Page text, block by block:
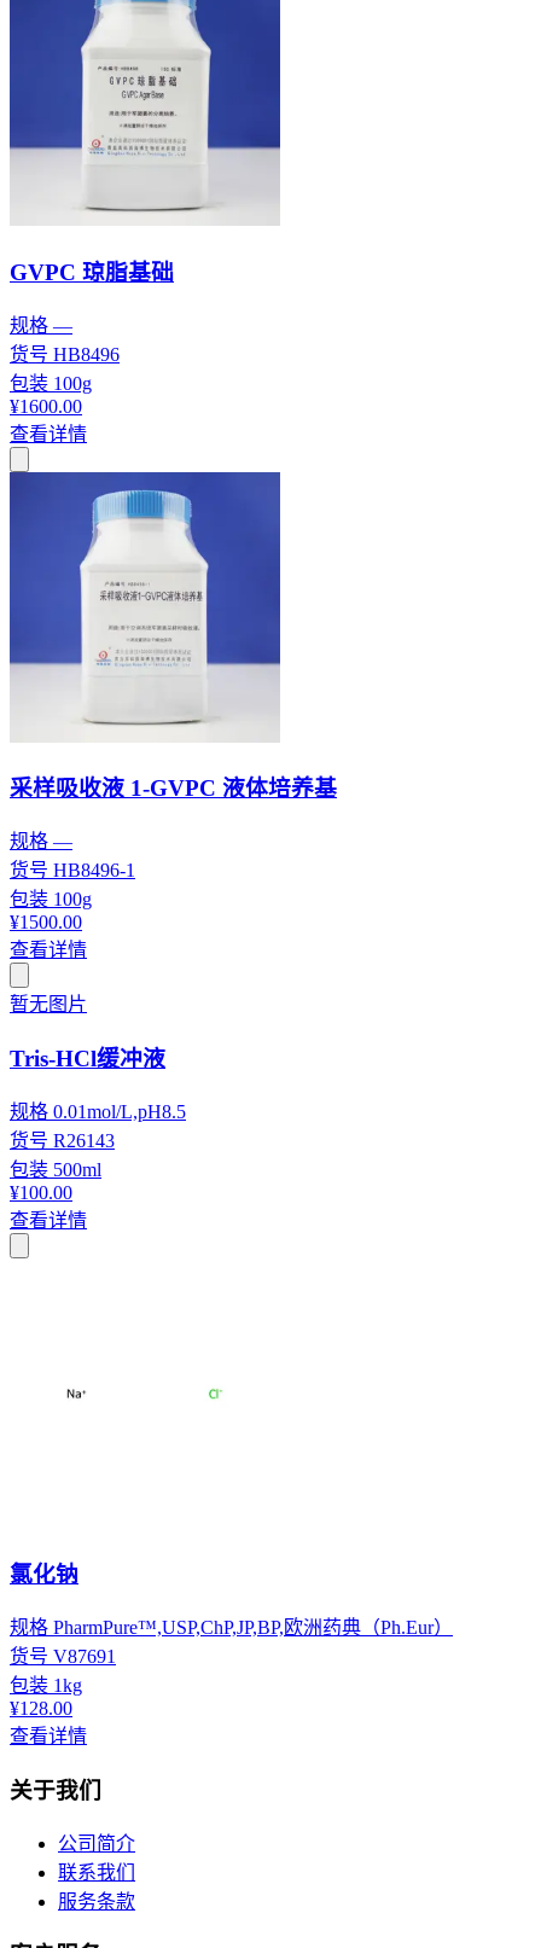
GVPC 琼脂基础
规格 —
货号 HB8496
包装 100g
¥1600.00
查看详情
采样吸收液 1-GVPC 液体培养基
规格 —
货号 HB8496-1
包装 100g
¥1500.00
查看详情
暂无图片
Tris-HCl缓冲液
规格 0.01mol/L,pH8.5
货号 R26143
包装 500ml
¥100.00
查看详情
氯化钠
规格 PharmPure™,USP,ChP,JP,BP,欧洲药典（Ph.Eur）
货号 V87691
包装 1kg
¥128.00
查看详情
关于我们
公司简介
联系我们
服务条款